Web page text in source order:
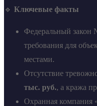
🔹 Ключевые факты
Федеральный закон
требования для
местами.
Отсутствие
тыс. руб., а кража
Охранная компания